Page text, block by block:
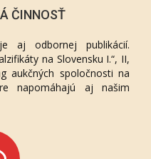
ČINNOSŤ
aj odbornej publikácií.
na Slovensku I.“, II,
aukčných spoločnosti na
napomáhajú aj našim